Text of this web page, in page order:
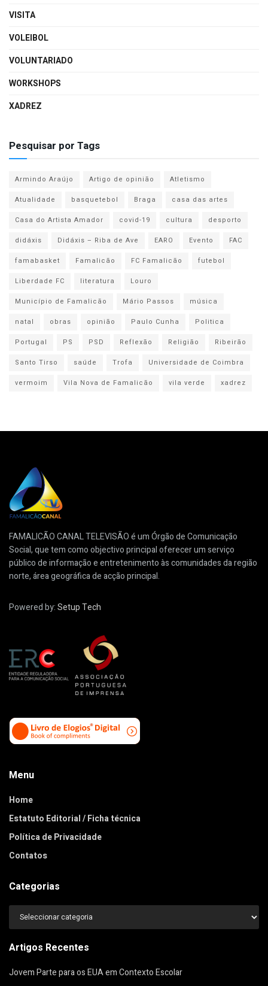
VISITA
VOLEIBOL
VOLUNTARIADO
WORKSHOPS
XADREZ
Pesquisar por Tags
Armindo Araújo Artigo de opinião
Atletismo
Atualidade
basquetebol Braga
casa das artes
Casa do Artista Amador
covid-19 cultura
desporto
didáxis
Didáxis – Riba de Ave EARO Evento
FAC
famabasket
Famalicão FC Famalicão
futebol
Liberdade FC
literatura
Louro
Município de Famalicão
Mário Passos
música
natal
obras opinião Paulo Cunha
Politica
Portugal
PS PSD Reflexão Religião
Ribeirão
Santo Tirso
saúde Trofa
Universidade de Coimbra
vermoim
Vila Nova de Famalicão vila verde xadrez
FAMALICÃO CANAL TELEVISÃO é um Órgão de Comunicação
Social, que tem como objectivo principal oferecer um serviço
público de informação e entretenimento às comunidades da região
norte, área geográfica de acção principal.
Powered by:Setup Tech
Menu
Home
Estatuto Editorial / Ficha técnica
Política de Privacidade
Contatos
Categorias
Categorias
Artigos Recentes
Jovem Parte para os EUA em Contexto Escolar